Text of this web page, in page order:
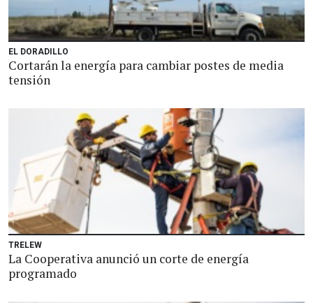
EL DORADILLO
Cortarán la energía para cambiar postes de media
tensión
TRELEW
La Cooperativa anunció un corte de energía
programado